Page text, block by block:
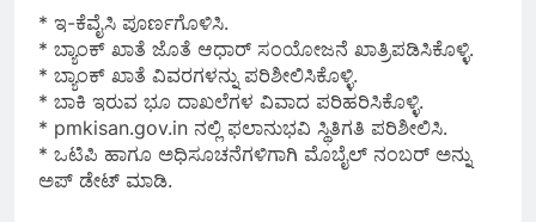
* ಇ-ಕೆವೈಸಿ ಪೂರ್ಣಗೊಳಿಸಿ.
* ಬ್ಯಾಂಕ್ ಖಾತೆ ಜೊತೆ ಆಧಾರ್ ಸಂಯೋಜನೆ ಖಾತ್ರಿಪಡಿಸಿಕೊಳ್ಳಿ.
* ಬ್ಯಾಂಕ್ ಖಾತೆ ವಿವರಗಳನ್ನು ಪರಿಶೀಲಿಸಿಕೊಳ್ಳಿ.
* ಬಾಕಿ ಇರುವ ಭೂ ದಾಖಲೆಗಳ ವಿವಾದ ಪರಿಹರಿಸಿಕೊಳ್ಳಿ.
* pmkisan.gov.in ನಲ್ಲಿ ಫಲಾನುಭವಿ ಸ್ಥಿತಿಗತಿ ಪರಿಶೀಲಿಸಿ.
* ಒಟಿಪಿ ಹಾಗೂ ಅಧಿಸೂಚನೆಗಳಿಗಾಗಿ ಮೊಬೈಲ್ ನಂಬರ್ ಅನ್ನು
ಅಪ್ ಡೇಟ್ ಮಾಡಿ.